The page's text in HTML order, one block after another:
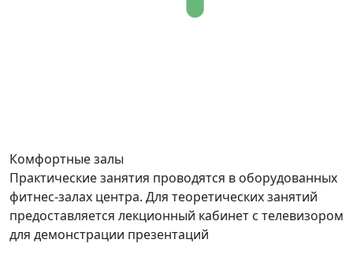
Комфортные залы
Практические занятия проводятся в оборудованных
фитнес-залах центра. Для теоретических занятий
предоставляется лекционный кабинет с телевизором
для демонстрации презентаций